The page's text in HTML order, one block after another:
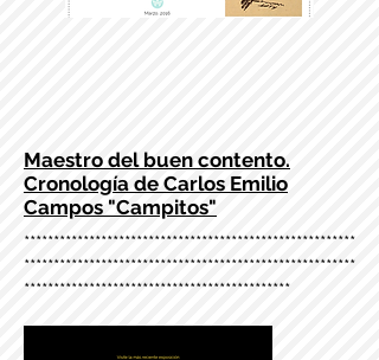
Maestro del buen contento.
Cronología de Carlos Emilio
Campos "Campitos"
********************************************************
********************************************************
*********************************************